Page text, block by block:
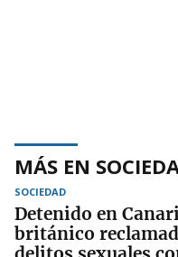
MÁS EN
SOCIEDAD
Detenido en
británico